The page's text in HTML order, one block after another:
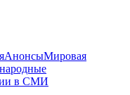
АнонсыМировая
в СМИ